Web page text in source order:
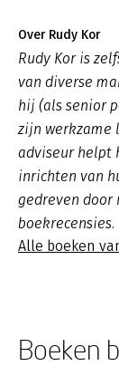
Over Rudy Kor
Rudy Kor is
van diverse
hij (als senior
zijn werkzame
adviseur helpt
inrichten van
gedreven
boekrecensies.
Alle boeken
Boeken